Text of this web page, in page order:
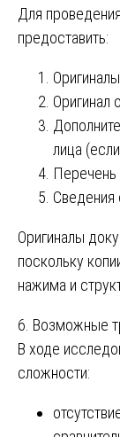
Для
предоставить:
Оригинал
лица
Перечень
Сведения
Оригиналы
поскольку
нажима и
6. Возможные
В ходе
сложности: